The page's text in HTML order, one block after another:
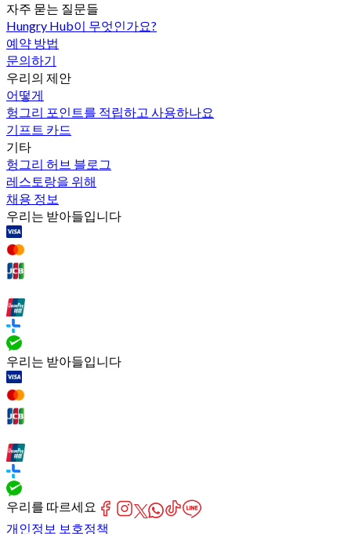
자주 묻는 질문들
Hungry Hub이 무엇인가요?
예약 방법
문의하기
우리의 제안
어떻게
헝그리 포인트를 적립하고 사용하나요
기프트 카드
기타
헝그리 허브 블로그
레스토랑을 위해
채용 정보
우리는 받아들입니다
우리는 받아들입니다
우리를 따르세요
개인정보 보호정책